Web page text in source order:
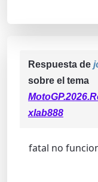
Respuesta de
sobre el tema
xlab888
fatal no